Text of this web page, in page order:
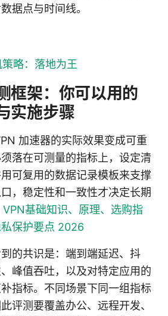
据点与时间线。
略：落地为王
框架：你可以用的
实施步骤
加速器的实际效果变成可重
落在可测量的指标上，设定清
可复用的数据记录模板来支撑
，稳定性和一致性才决定长期
基础知识、原理、选购指
保护要点 2026
的共识是：端到端延迟、抖
峰值吞吐，以及对特定应用的
指标。不同场景下同一组指标
评测要覆盖办公、远程开发、